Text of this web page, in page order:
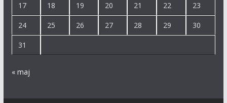
17 18 19 20 21 22 23
24 25 26 27 28 29 30
31
« maj